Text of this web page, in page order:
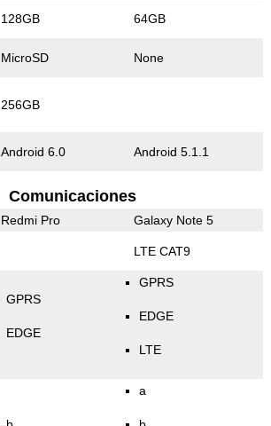
128GB 64GB
MicroSD None
256GB
Android 6.0 Android 5.1.1
Comunicaciones
Redmi Pro Galaxy Note 5
LTE CAT9
GPRS
EDGE
GPRS
EDGE
LTE
a